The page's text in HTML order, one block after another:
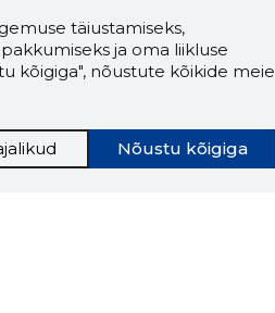
täiustamiseks,
ja oma liikluse
kõigiga", nõustute kõikide meie
Nõustu kõigiga